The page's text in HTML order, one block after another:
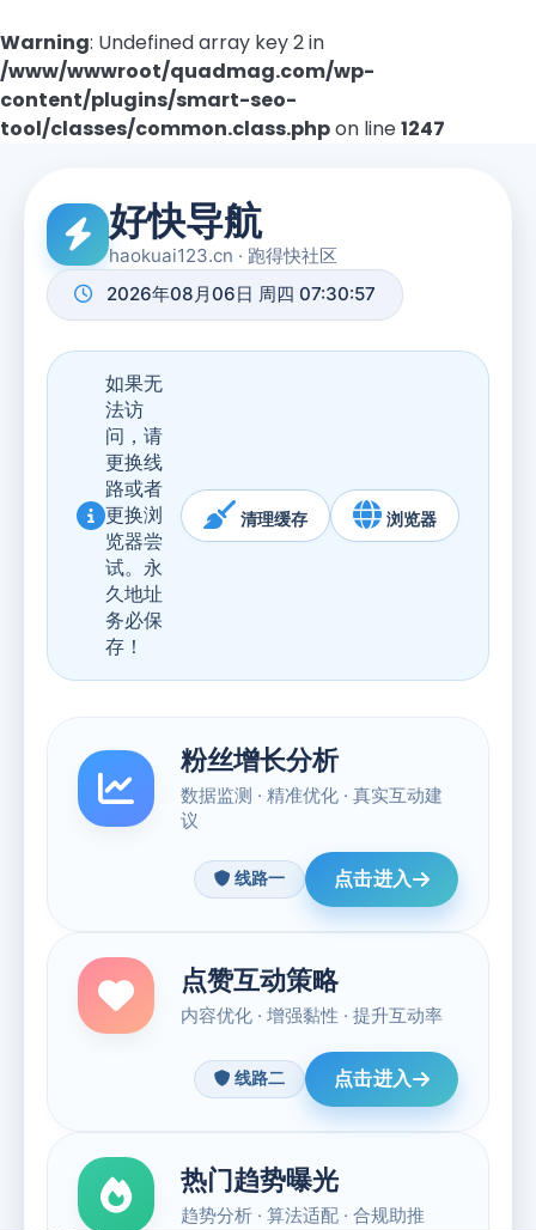
Warning: Undefined array key 2 in
/www/wwwroot/quadmag.com/wp-
content/plugins/smart-seo-
tool/classes/common.class.phpon line1247